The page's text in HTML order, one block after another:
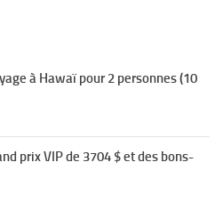
à Hawaï pour 2 personnes (10
prix VIP de 3704 $ et des bons-